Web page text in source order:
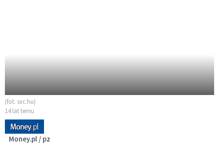
(fot. sxc.hu)
14 lat temu
Money.pl / pz